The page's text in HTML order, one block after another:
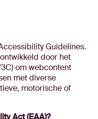
Guidelines.
door het
om webcontent
met diverse
motorische of
Act (EAA)?